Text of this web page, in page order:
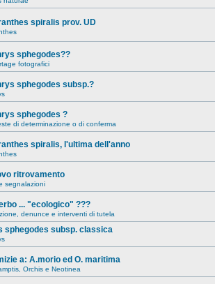
spiralis prov. UD
sphegodes??
fotografici
sphegodes subsp.?
sphegodes ?
di determinazione o di conferma
spiralis, l'ultima dell'anno
ritrovamento
segnalazioni
... "ecologico" ???
denunce e interventi di tutela
sphegodes subsp. classica
a: A.morio ed O. maritima
Orchis e Neotinea